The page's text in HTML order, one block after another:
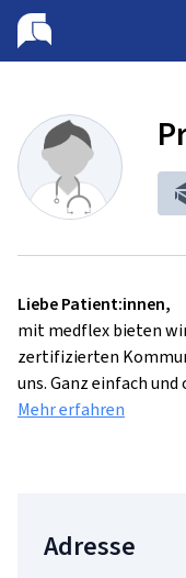
Liebe Patient:innen,
mit medflex bieten
zertifizierten
uns. Ganz einfach
Mehr erfahren
Adresse